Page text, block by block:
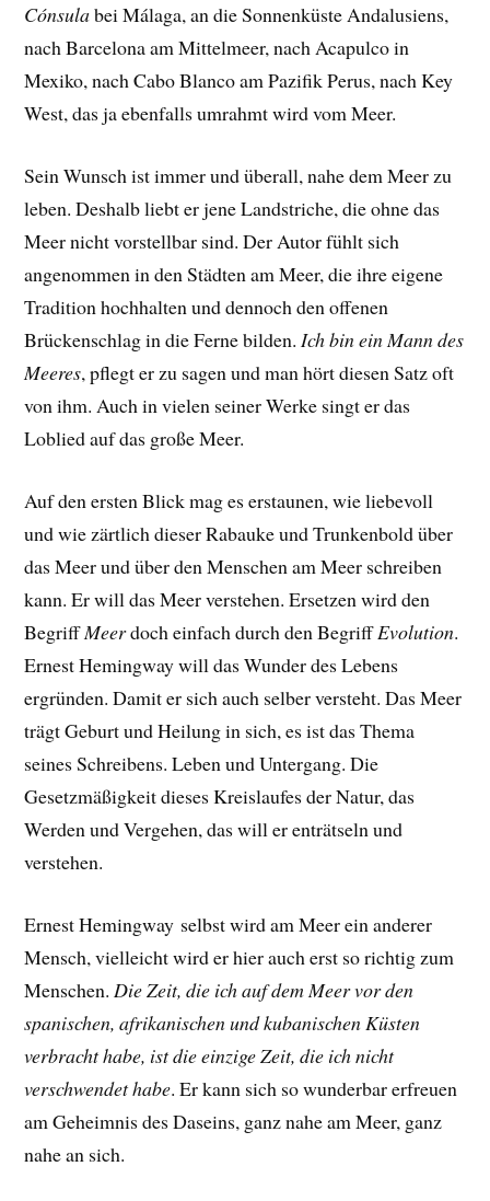
Cónsulabei Málaga, an die Sonnenküste Andalusiens,
nach Barcelona am Mittelmeer, nach Acapulco in
Mexiko, nach Cabo Blanco am Pazifik Perus, nach Key
West, das ja ebenfalls umrahmt wird vom Meer.
Sein Wunsch ist immer und überall, nahe dem Meer zu
leben. Deshalb liebt er jene Landstriche, die ohne das
Meer nicht vorstellbar sind. Der Autor fühlt sich
angenommen in den Städten am Meer, die ihre eigene
Tradition hochhalten und dennoch den offenen
Brückenschlag in die Ferne bilden.Ich bin ein Mann des
Meeres, pflegt er zu sagen und man hört diesen Satz oft
von ihm. Auch in vielen seiner Werke singt er das
Loblied auf das große Meer.
Auf den ersten Blick mag es erstaunen, wie liebevoll
und wie zärtlich dieser Rabauke und Trunkenbold über
das Meer und über den Menschen am Meer schreiben
kann. Er will das Meer verstehen. Ersetzen wird den
BegriffMeerdoch einfach durch den BegriffEvolution.
Ernest Hemingway will das Wunder des Lebens
ergründen. Damit er sich auch selber versteht. Das Meer
trägt Geburt und Heilung in sich, es ist das Thema
seines Schreibens. Leben und Untergang. Die
Gesetzmäßigkeit dieses Kreislaufes der Natur, das
Werden und Vergehen, das will er enträtseln und
verstehen.
Ernest Hemingway selbst wird am Meer ein anderer
Mensch, vielleicht wird er hier auch erst so richtig zum
Menschen. Die Zeit, die ich auf dem Meer vor den
spanischen, afrikanischen und kubanischen Küsten
verbracht habe, ist die einzige Zeit, die ich nicht
verschwendet habe. Erkann sich so wunderbar erfreuen
am Geheimnis des Daseins, ganz nahe am Meer, ganz
nahe an sich.